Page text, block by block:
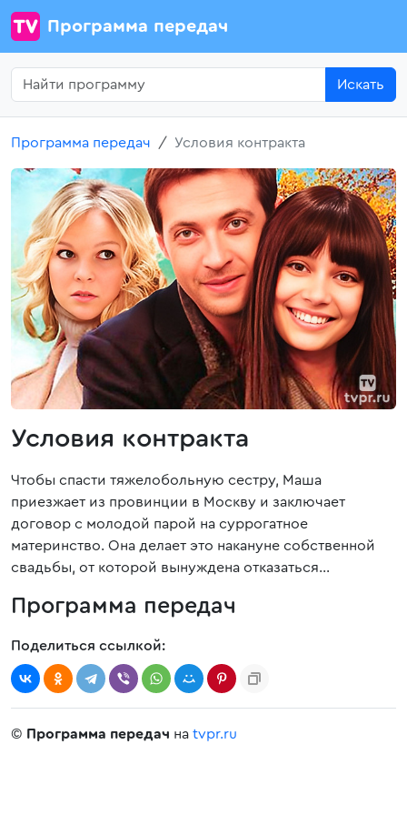
Программа передач
Искать
Программа передач Условия контракта
Условия контракта
Чтобы спасти тяжелобольную сестру, Маша
приезжает из провинции в Москву и заключает
договор с молодой парой на суррогатное
материнство. Она делает это накануне собственной
свадьбы, от которой вынуждена отказаться…
Программа передач
Поделиться ссылкой:
© Программа передач на tvpr.ru